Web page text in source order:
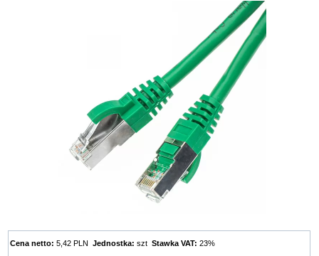
Cena netto: 5,42 PLNJednostka: sztStawka VAT: 23%